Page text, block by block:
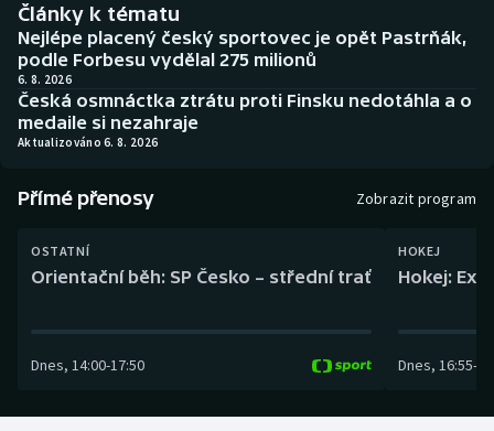
Biatlon
Boby a skeleton
Box
Curling
Dostihy
Aplikace ČT sport
AZ kvíz
Články k tématu
Nejlépe placený český sportovec je opět Pastrňák,
podle Forbesu vydělal 275 milionů
6. 8. 2026
Česká osmnáctka ztrátu proti Finsku nedotáhla a o
medaile si nezahraje
Aktualizováno 6. 8. 2026
Přímé přenosy Zobrazit program
OSTATNÍ
Orientační běh: SP Česko – střední trať
Dnes, 14:00-17:50
HOKEJ
Hokej:
Dnes, 16:55-